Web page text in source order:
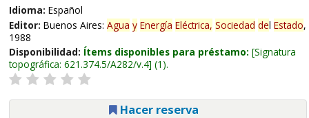
Idioma: Español
Editor: Buenos Aires: Agua y Energía Eléctrica, Sociedad del Estado,
1988
Disponibilidad: Ítems disponibles para préstamo: Signatura
topográfica: 621.374.5/A282/v.4 (1).
Hacer reserva